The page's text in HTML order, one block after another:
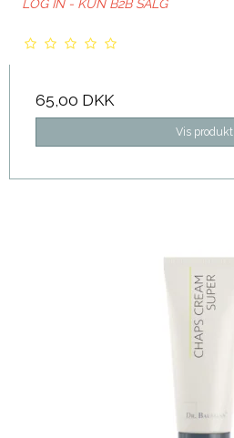
LOG IN - KUN B2B SALG
65,00 DKK
Vis produkt